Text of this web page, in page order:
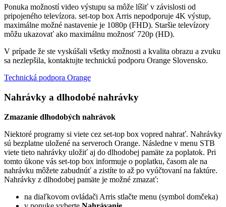
Ponuka možností video výstupu sa môže líšiť v závislosti od
pripojeného televízora. set-top box Arris nepodporuje 4K výstup,
maximálne možné nastavenie je 1080p (FHD). Staršie televízory
môžu ukazovať ako maximálnu možnosť 720p (HD).
V prípade že ste vyskúšali všetky možnosti a kvalita obrazu a zvuku
sa nezlepšila, kontaktujte technickú podporu Orange Slovensko.
Technická podpora Orange
Nahrávky a dlhodobé nahrávky
Zmazanie dlhodobých nahrávok
Niektoré programy si viete cez set-top box vopred nahrať. Nahrávky
sú bezplatne uložené na serveroch Orange. Následne v menu STB
viete tieto nahrávky uložiť aj do dlhodobej pamäte za poplatok. Pri
tomto úkone vás set-top box informuje o poplatku, časom ale na
nahrávku môžete zabudnúť a zistíte to až po vyúčtovaní na faktúre.
Nahrávky z dlhodobej pamäte je možné zmazať:
na diaľkovom ovládači Arris stlačte menu (symbol domčeka)